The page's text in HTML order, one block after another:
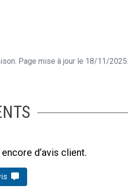
Page mise à jour le 18/11/2025.
d’avis client.